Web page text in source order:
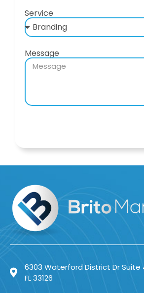
Service
Message
6303 Waterford District Dr Suite
FL 33126